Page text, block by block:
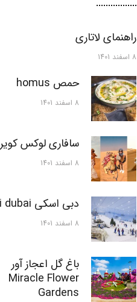
راهنمای لاتاری
8 اسفند 1401
حمص homus
8 اسفند 1401
سافاری لوکس کویر
8 اسفند 1401
دبی اسکی ski dubai
8 اسفند 1401
باغ گل اعجاز آور
Miracle Flower
Gardens